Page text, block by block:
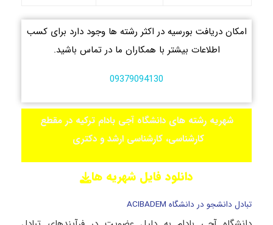
امکان دریافت بورسیه در اکثر رشته ها وجود دارد برای کسب
اطلاعات بیشتر با همکاران ما در تماس باشید.
09379094130
شهریه رشته های دانشگاه آجی بادام ترکیه در مقطع
کارشناسی، کارشناسی ارشد و دکتری
دانلود فایل شهریه ها
تبادل دانشجو در دانشگاه ACIBADEM